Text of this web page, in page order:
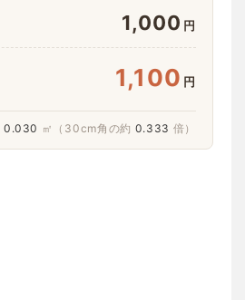
1,000 円
1,100 円
0.030 ㎡（30cm角の約 0.333 倍）